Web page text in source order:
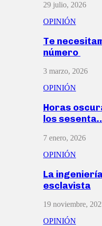
29 julio, 2026
OPINIÓN
Te
número
3 marzo, 2026
OPINIÓN
Horas
los
7 enero, 2026
OPINIÓN
La
esclavista
19 noviembre,
OPINIÓN